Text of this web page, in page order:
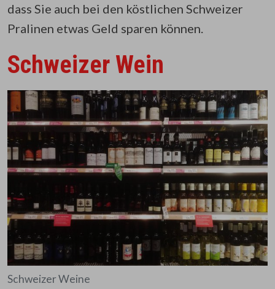
dass Sie auch bei den köstlichen Schweizer
Pralinen etwas Geld sparen können.
Schweizer Wein
Schweizer Weine